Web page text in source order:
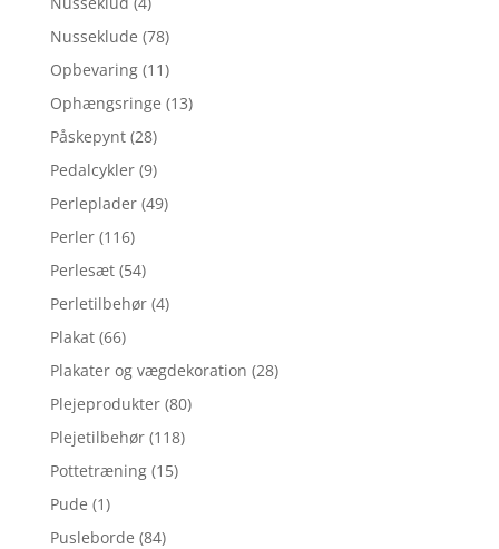
Nusseklude (78)
Opbevaring (11)
Ophængsringe (13)
Påskepynt (28)
Pedalcykler (9)
Perleplader (49)
Perler (116)
Perlesæt (54)
Perletilbehør (4)
Plakat (66)
Plakater og vægdekoration (28)
Plejeprodukter (80)
Plejetilbehør (118)
Pottetræning (15)
Pude (1)
Pusleborde (84)